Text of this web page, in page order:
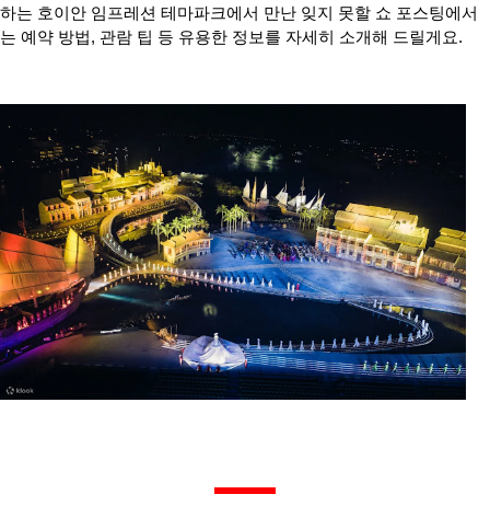
하는 호이안 임프레션 테마파크에서 만난 잊지 못할 쇼 포스팅에서
는 예약 방법, 관람 팁 등 유용한 정보를 자세히 소개해 드릴게요.